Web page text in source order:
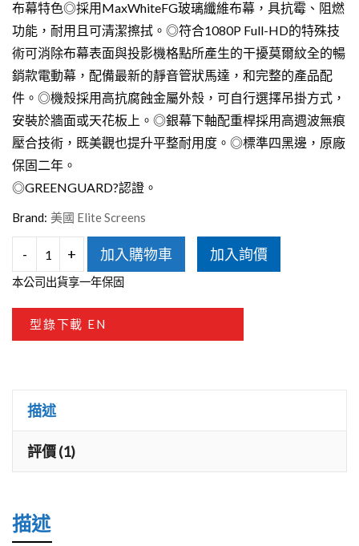
布幕特色◎採用MaxWhiteFG玻璃纖維布幕，具抗霉、阻燃
功能，耐用且可清潔擦拭。◎符合1080P Full-HD的特殊技
術可消除布幕表面與投影機格點所產生的干擾莫爾紋全的暢
銷款電動幕，配備最新的靜音管狀馬達，和完整的產品配
件。◎機殼採用高抗腐蝕金屬外殼，可自行選擇吊掛方式，
安裝於牆面或天花板上。◎銀幕下軸配重桿採用高週波無痕
壓合技術，既美觀也提升平整耐用度。◎標準四黑邊，原廠
保固二年。
◎GREENGUARD?認證。
Brand: 美國 Elite Screens
-
Elite
Screens
億
立
16:9
+ 加入購物車 加入詢價
本公司出貨享一年保固
型錄下載 EN
描述
評價 (1)
描述